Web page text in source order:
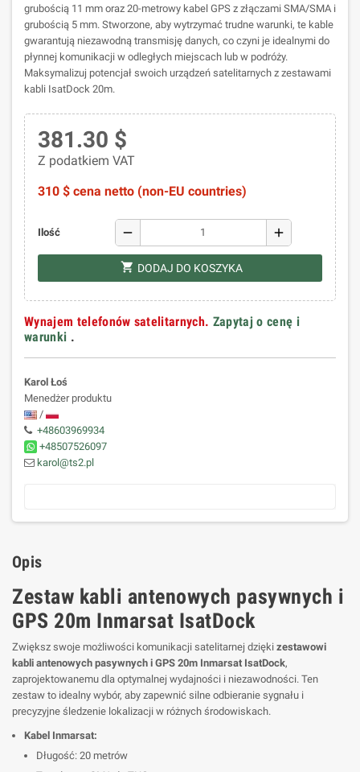
grubością 11 mm oraz 20-metrowy kabel GPS z złączami SMA/SMA i
grubością 5 mm. Stworzone, aby wytrzymać trudne warunki, te kable
gwarantują niezawodną transmisję danych, co czyni je idealnymi do
płynnej komunikacji w odległych miejscach lub w podróży.
Maksymalizuj potencjał swoich urządzeń satelitarnych z zestawami
kabli IsatDock 20m.
381.30 $
Z podatkiem VAT
310 $ cena netto (non-EU countries)
Ilość remove add
shopping_cart DODAJ DO KOSZYKA
Wynajem telefonów satelitarnych. Zapytaj o cenę i
warunki .
Karol Łoś
Menedżer produktu
/
+48603969934
+48507526097
karol@ts2.pl
Opis
Zestaw kabli antenowych pasywnych i
GPS 20m Inmarsat IsatDock
Zwiększ swoje możliwości komunikacji satelitarnej dzięki zestawowi
kabli antenowych pasywnych i GPS 20m Inmarsat IsatDock,
zaprojektowanemu dla optymalnej wydajności i niezawodności. Ten
zestaw to idealny wybór, aby zapewnić silne odbieranie sygnału i
precyzyjne śledzenie lokalizacji w różnych środowiskach.
Kabel Inmarsat:
Długość: 20 metrów